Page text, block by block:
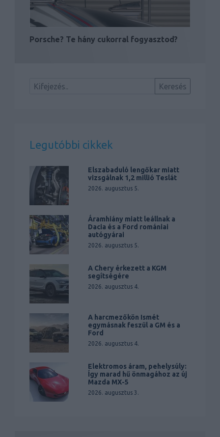
Porsche? Te hány cukorral fogyasztod?
Legutóbbi cikkek
Elszabaduló lengőkar miatt
vizsgálnak 1,2 millió Teslát
2026. augusztus 5.
Áramhiány miatt leállnak a
Dacia és a Ford romániai
autógyárai
2026. augusztus 5.
A Chery érkezett a KGM
segítségére
2026. augusztus 4.
A harcmezőkön Ismét
egymásnak feszül a GM és a
Ford
2026. augusztus 4.
Elektromos áram, pehelysúly:
Így marad hű önmagához az új
Mazda MX-5
2026. augusztus 3.